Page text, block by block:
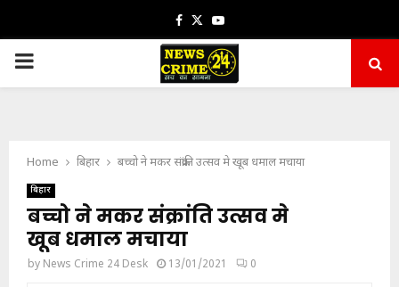
Facebook
TwitterYoutube
PRIMARY
Home बिहार बच्चो ने मकर संक्रांति उत्सव मे खूब धमाल मचाया
बिहार
बच्चो ने मकर संक्रांति उत्सव मे
खूब धमाल मचाया
by News Crime 24 Desk 13/01/2021 0